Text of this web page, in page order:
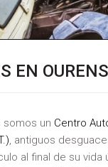
EN
somos un Centro
, antiguos
al final de su vida